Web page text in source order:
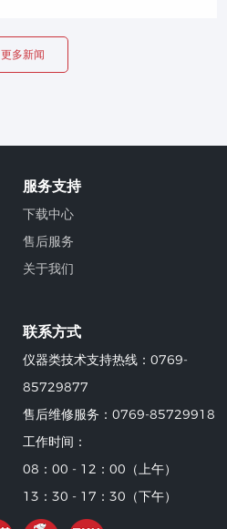
更多新闻
服务支持
下载中心
售后服务
关于我们
联系方式
仪器类技术支持热线：0769-
85729877
售后维修服务：0769-85729918
工作时间：
08：00 - 12：00（上午）
13：30 - 17：30（下午）